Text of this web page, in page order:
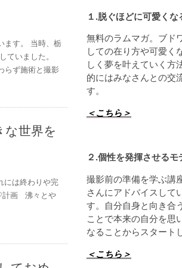
ます。 当時、栃
ていました。
らず施術と撮影
な世界を
には終わりや完
計画 沸々とや
１.脱ぐほどに可愛く
無料のラムマガ。ブド
しての在り方や可愛く
しく夢を叶えていく方
的にはみなさんとの交
す。
＜こちら＞
２.個性を発揮させるモ
撮影前の準備を学ぶ講
さんにアドバイスして
す。自分自身と向き合
ことで本来の自分を思
なることからスタート
＜こちら＞